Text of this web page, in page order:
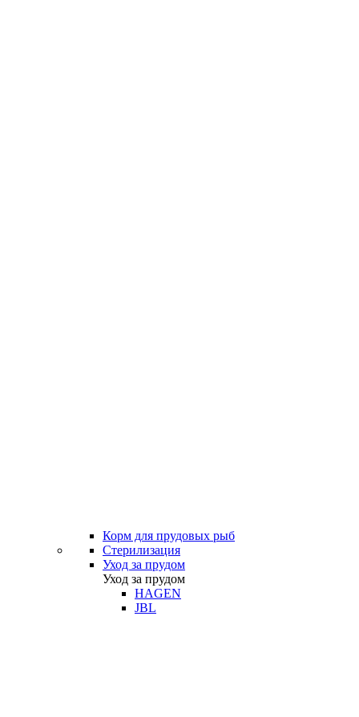
Корм для прудовых рыб
Стерилизация
Уход за прудом
Уход за прудом
HAGEN
JBL